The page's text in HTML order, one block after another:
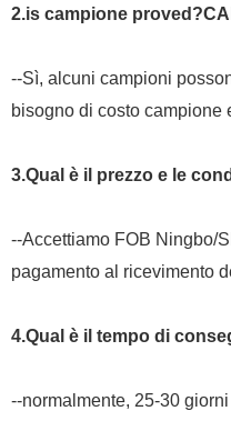
2.is campione
--Sì, alcuni campioni
bisogno di costo campione
3.Qual è il prezzo e le
--Accettiamo FOB Ningbo/
pagamento al ricevimento
4.Qual è il tempo di
--normalmente, 25-30